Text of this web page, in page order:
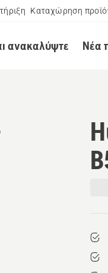
Καταχώρηση
ανακαλύψτε Νέα